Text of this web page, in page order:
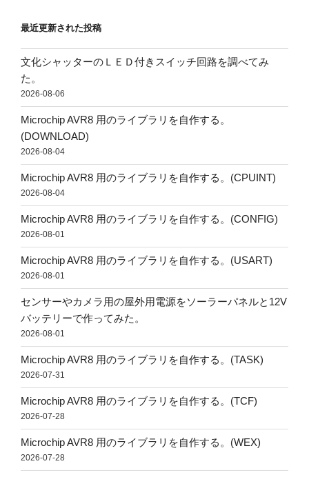
最近更新された投稿
文化シャッターのＬＥＤ付きスイッチ回路を調べてみ
た。
2026-08-06
Microchip AVR8 用のライブラリを自作する。
(DOWNLOAD)
2026-08-04
Microchip AVR8 用のライブラリを自作する。(CPUINT)
2026-08-04
Microchip AVR8 用のライブラリを自作する。(CONFIG)
2026-08-01
Microchip AVR8 用のライブラリを自作する。(USART)
2026-08-01
センサーやカメラ用の屋外用電源をソーラーパネルと12V
バッテリーで作ってみた。
2026-08-01
Microchip AVR8 用のライブラリを自作する。(TASK)
2026-07-31
Microchip AVR8 用のライブラリを自作する。(TCF)
2026-07-28
Microchip AVR8 用のライブラリを自作する。(WEX)
2026-07-28